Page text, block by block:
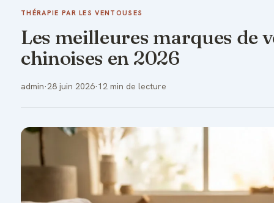
THÉRAPIE PAR LES VENTOUSES
Les meilleures marques de
chinoises en 2026
admin·28 juin 2026·12 min de lecture